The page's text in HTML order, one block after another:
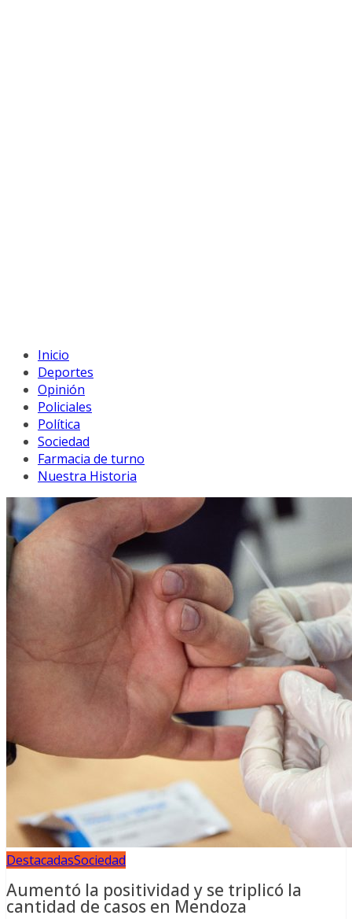
Inicio
Deportes
Opinión
Policiales
Política
Sociedad
Farmacia de turno
Nuestra Historia
DestacadasSociedad
Aumentó la positividad y se triplicó la
cantidad de casos en Mendoza